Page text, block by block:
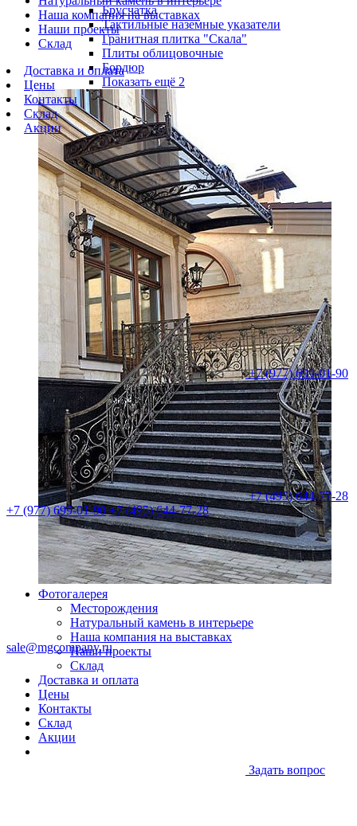
Брусчатка
Тактильные наземные указатели
Гранитная плитка "Скала"
Плиты облицовочные
Бордюр
Показать ещё 2
Фотогалерея
Месторождения
Натуральный камень в интерьере
Наша компания на выставках
Наши проекты
Склад
Доставка и оплата
Цены
Контакты
Склад
Акции
Наша компания на выставках
Наши проекты
Склад
Доставка и оплата
Цены
Контакты
Склад
Акции
+7 (977) 699-01-90
+7 (495) 644-77-28
+7 (977) 699-01-90 +7 (495) 644-77-28
sale@mgcompany.ru
Задать вопрос